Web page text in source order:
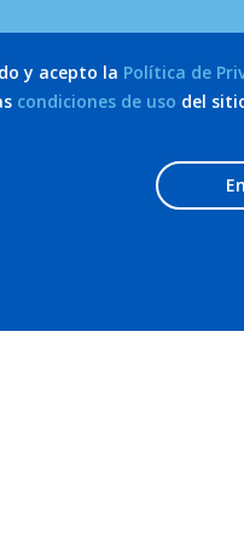
y acepto la Política de
condiciones de uso del